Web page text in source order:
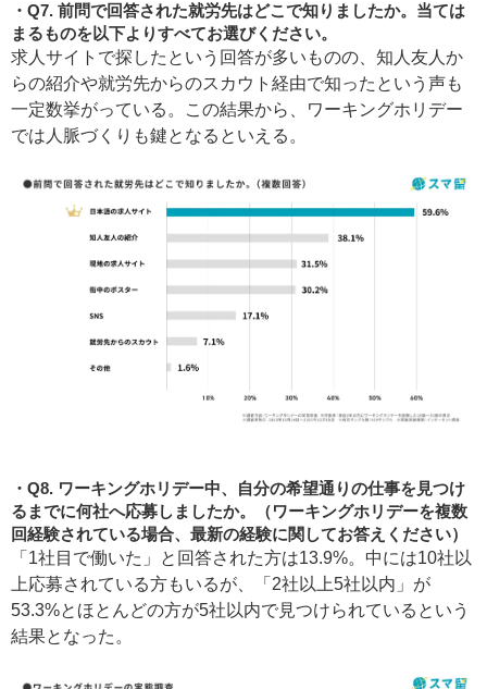
Q7. 前問で回答された就労先はどこで知りましたか。当ては
まるものを以下よりすべてお選びください。
求人サイトで探したという回答が多いものの、知人友人か
らの紹介や就労先からのスカウト経由で知ったという声も
一定数挙がっている。この結果から、ワーキングホリデー
では人脈づくりも鍵となるといえる。
Q8. ワーキングホリデー中、自分の希望通りの仕事を見つけ
るまでに何社へ応募しましたか。（ワーキングホリデーを複数
回経験されている場合、最新の経験に関してお答えください）
「1社目で働いた」と回答された方は13.9%。中には10社以
上応募されている方もいるが、「2社以上5社以内」が
53.3%とほとんどの方が5社以内で見つけられているという
結果となった。